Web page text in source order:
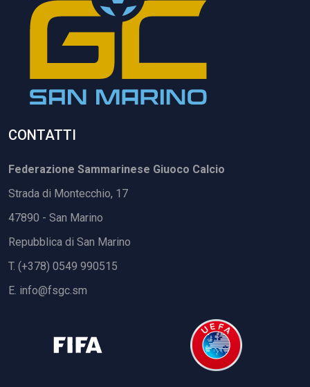
CONTATTI
Federazione Sammarinese Giuoco Calcio
Strada di Montecchio, 17
47890 - San Marino
Repubblica di San Marino
T. (+378) 0549 990515
E. info@fsgc.sm